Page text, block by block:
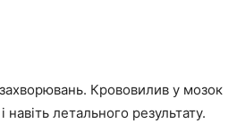
Крововилив у мозок
летального результату.